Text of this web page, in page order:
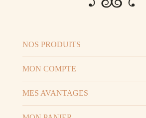
NOS PRODUITS
MON COMPTE
MES AVANTAGES